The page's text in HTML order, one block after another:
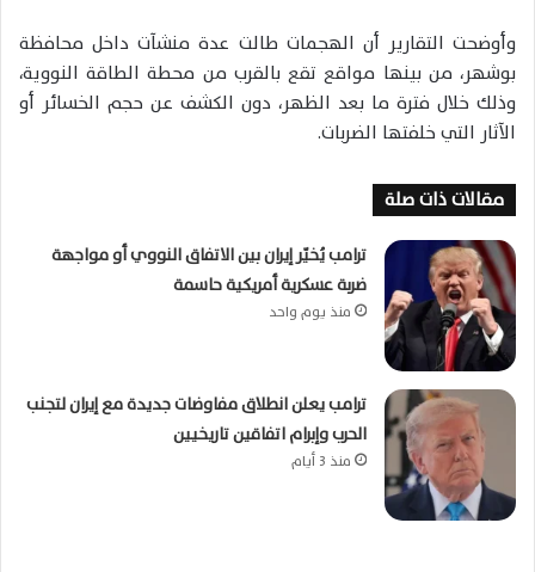
وأوضحت التقارير أن الهجمات طالت عدة منشآت داخل محافظة
بوشهر، من بينها مواقع تقع بالقرب من محطة الطاقة النووية،
وذلك خلال فترة ما بعد الظهر، دون الكشف عن حجم الخسائر أو
الآثار التي خلفتها الضربات.
مقالات ذات صلة
ترامب يُخيّر إيران بين الاتفاق النووي أو مواجهة
ضربة عسكرية أمريكية حاسمة
منذ يوم واحد
ترامب يعلن انطلاق مفاوضات جديدة مع إيران لتجنب
الحرب وإبرام اتفاقين تاريخيين
منذ 3 أيام